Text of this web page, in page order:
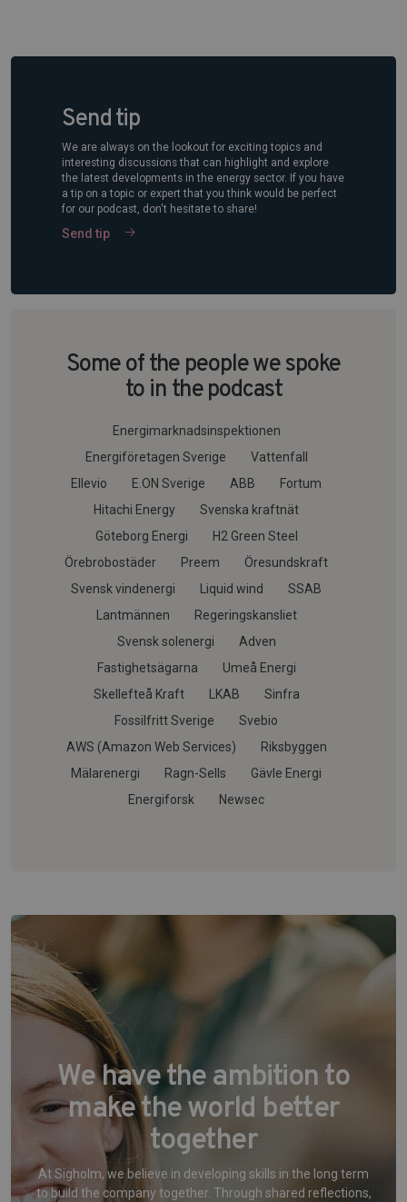
Send tip
We are always on the lookout for exciting topics and
interesting discussions that can highlight and explore
the latest developments in the energy sector. If you have
a tip on a topic or expert that you think would be perfect
for our podcast, don't hesitate to share!
Send tip
Some of the people we spoke
to in the podcast
Energimarknadsinspektionen
Energiföretagen Sverige
Vattenfall
Ellevio
E.ON Sverige ABB
Fortum
Hitachi Energy
Svenska kraftnät
Göteborg Energi
H2 Green Steel
Örebrobostäder
Preem
Öresundskraft
Svensk vindenergi
Liquid wind
SSAB
Lantmännen
Regeringskansliet
Svensk solenergi
Adven
Fastighetsägarna
Umeå Energi
Skellefteå Kraft
LKAB
Sinfra
Fossilfritt Sverige
Svebio
AWS (Amazon Web Services)
Riksbyggen
Mälarenergi
Ragn-Sells
Gävle Energi
Energiforsk
Newsec
We have the ambition to
make the world better
together
At Sigholm, we believe in developing skills in the long term
to build the company together. Through shared reflections,